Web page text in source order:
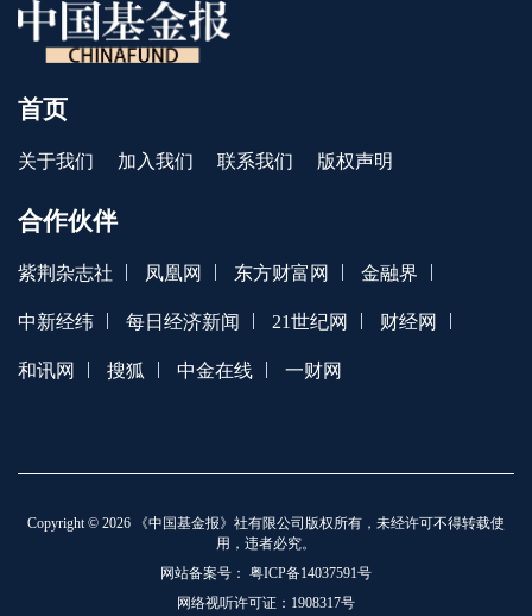
首页
关于我们 加入我们 联系我们 版权声明
合作伙伴
紫荆杂志社 | 凤凰网 | 东方财富网 | 金融界 |
中新经纬 | 每日经济新闻 | 21世纪网 | 财经网 |
和讯网 | 搜狐 | 中金在线 | 一财网
Copyright © 2026 《中国基金报》社有限公司版权所有，未经许可不得转载使
用，违者必究。
网站备案号： 粤ICP备14037591号
网络视听许可证：1908317号